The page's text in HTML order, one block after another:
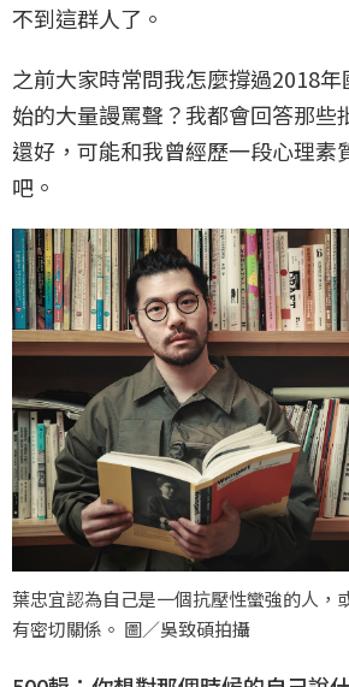
不到這群人了。
之前大家時常問我怎麼撐過2018
始的大量謾罵聲？我都會回答那些
還好，可能和我曾經歷一段心理素
吧。
葉忠宜認為自己是一個抗壓性蠻強的人，
有密切關係。 圖／吳致碩拍攝